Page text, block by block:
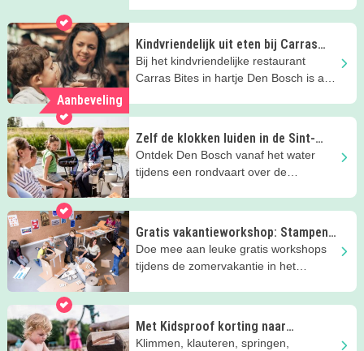
waarin je zelf de hoofdrol speelt!
Aanbeveling
Kindvriendelijk uit eten bij Carras
Bites in Den Bosch
Bij het kindvriendelijke restaurant
Carras Bites in hartje Den Bosch is aan
Zelf de klokken luiden in de Sint-
Jan? Dat kan!
Ontdek Den Bosch vanaf het water
tijdens een rondvaart over de
Gratis vakantieworkshop: Stampen,
bouwen, groeien
Doe mee aan leuke gratis workshops
tijdens de zomervakantie in het
Met Kidsproof korting naar
Duinoord in Helvoirt
Klimmen, klauteren, springen,